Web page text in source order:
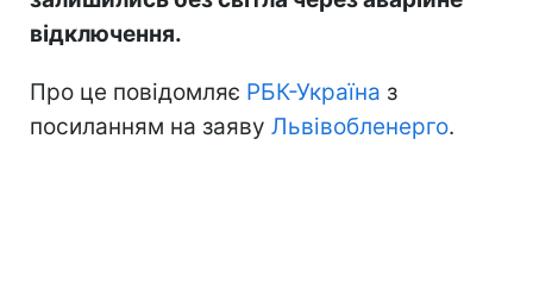
відключення.
Про це повідомляє РБК-Україна з
посиланням на заяву Львівобленерго.